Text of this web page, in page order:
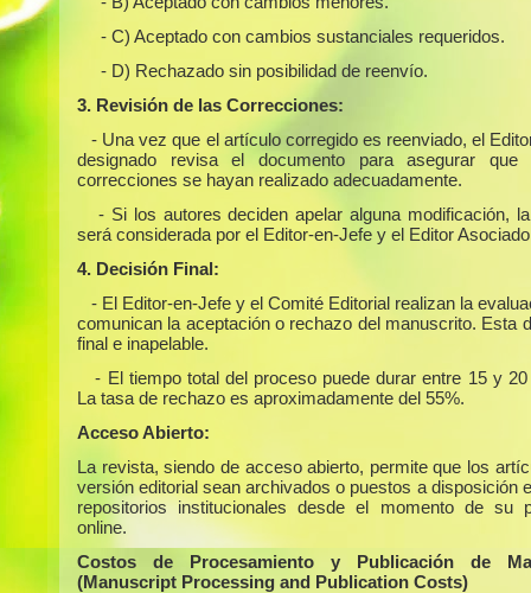
- C) Aceptado con cambios sustanciales requeridos.
- D) Rechazado sin posibilidad de reenvío.
3. Revisión de las Correcciones:
- Una vez que el artículo corregido es reenviado, el
designado revisa el documento para asegurar que
correcciones se hayan realizado adecuadamente.
- Si los autores deciden apelar alguna modificación,
será considerada por el Editor-en-Jefe y el Editor
4. Decisión Final:
- El Editor-en-Jefe y el Comité Editorial realizan la
comunican la aceptación o rechazo del manuscrito. Esta
final e inapelable.
- El tiempo total del proceso puede durar entre 15 y
La tasa de rechazo es aproximadamente del 55%.
Acceso Abierto:
La revista, siendo de acceso abierto, permite que los
versión editorial sean archivados o puestos a disposición
repositorios institucionales desde el momento de su
online.
Costos de Procesamiento y Publicación de
(Manuscript Processing and Publication Costs)